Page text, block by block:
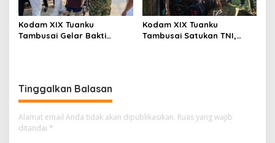
Kodam XIX Tuanku
Tambusai Gelar Bakti
Kodam XIX Tuanku
Tambusai Satukan TNI,
Tinggalkan Balasan
Alamat email Anda tidak akan dipublikasikan. Ruas yang wajib
ditandai *